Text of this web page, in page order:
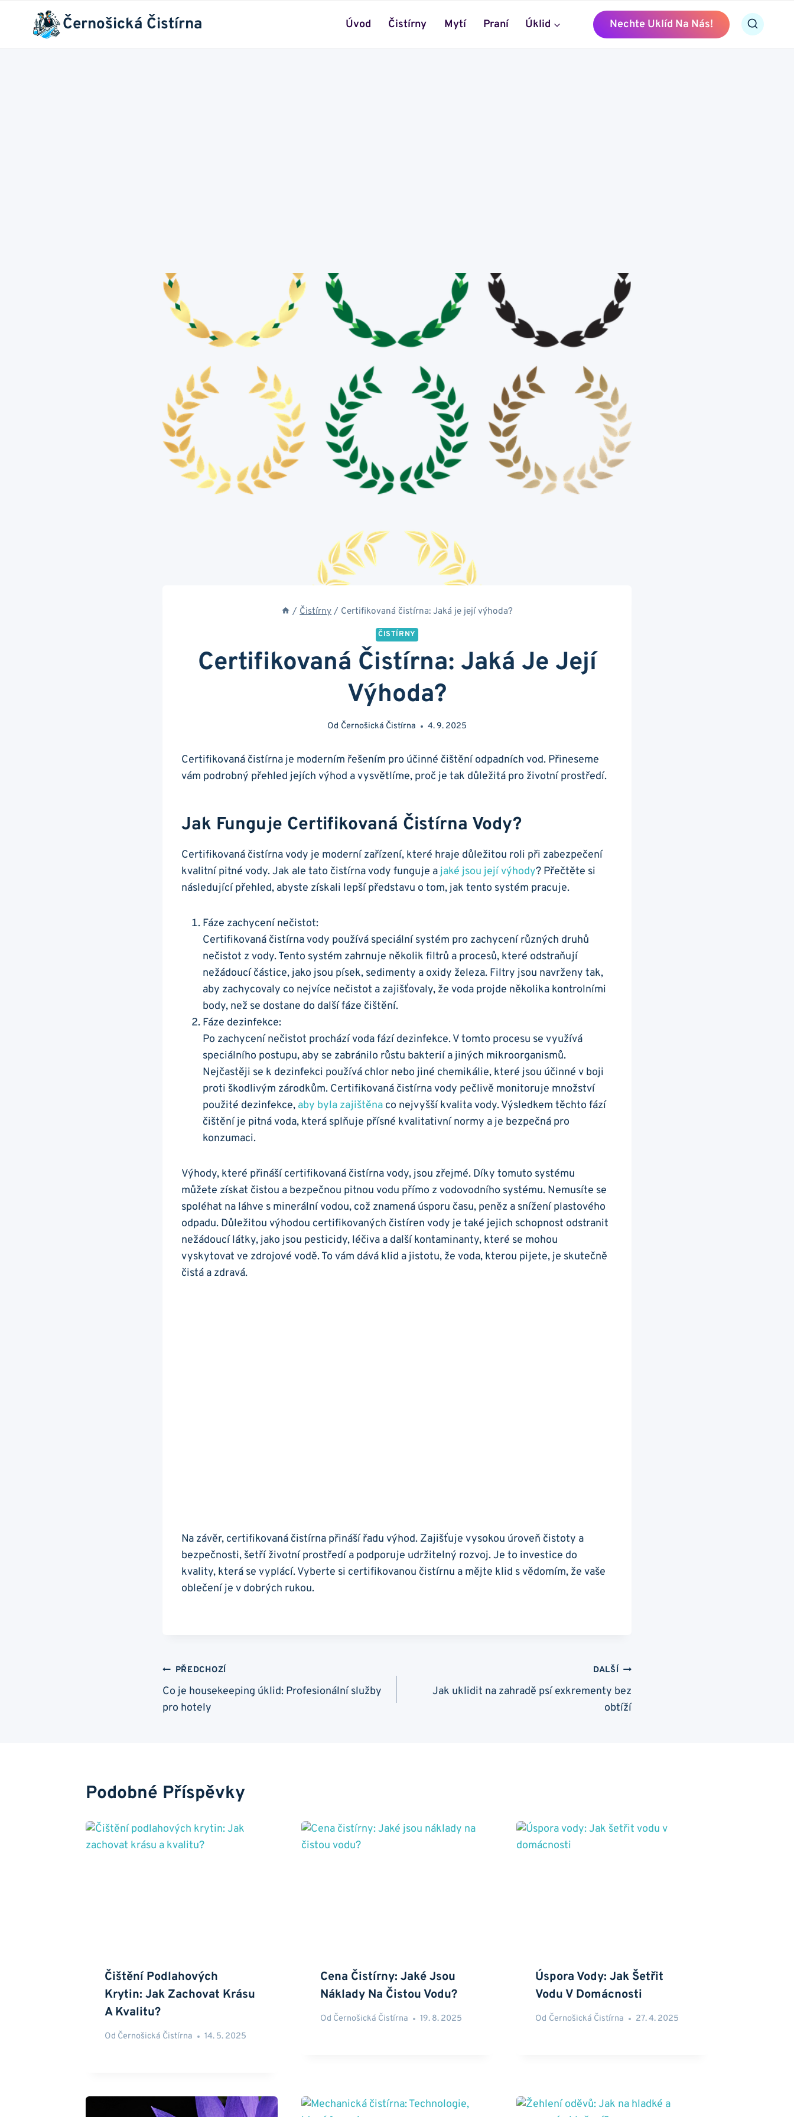
Černošická Čistírna Úvod Čistírny Mytí Praní Úklid Nechte Uklíd Na Nás!
/ Čistírny / Certifikovaná čistírna: Jaká je její výhoda?
ČISTÍRNY
Certifikovaná Čistírna: Jaká Je Její
Výhoda?
Od Černošická Čistírna 4. 9. 2025
Certifikovaná čistírna je moderním řešením pro účinné čištění odpadních vod. Přineseme
vám podrobný přehled jejích výhod a vysvětlíme, proč je tak důležitá pro životní prostředí.
Jak Funguje Certifikovaná Čistírna Vody?
Certifikovaná čistírna vody je moderní zařízení, které hraje důležitou roli při zabezpečení
kvalitní pitné vody. Jak ale tato čistírna vody funguje a jaké jsou její výhody? Přečtěte si
následující přehled, abyste získali lepší představu o tom, jak tento systém pracuje.
Fáze zachycení nečistot:
Certifikovaná čistírna vody používá speciální systém pro zachycení různých druhů
nečistot z vody. Tento systém zahrnuje několik filtrů a procesů, které odstraňují
nežádoucí částice, jako jsou písek, sedimenty a oxidy železa. Filtry jsou navrženy tak,
aby zachycovaly co nejvíce nečistot a zajišťovaly, že voda projde několika kontrolními
body, než se dostane do další fáze čištění.
Fáze dezinfekce:
Po zachycení nečistot prochází voda fází dezinfekce. V tomto procesu se využívá
speciálního postupu, aby se zabránilo růstu bakterií a jiných mikroorganismů.
Nejčastěji se k dezinfekci používá chlor nebo jiné chemikálie, které jsou účinné v boji
proti škodlivým zárodkům. Certifikovaná čistírna vody pečlivě monitoruje množství
použité dezinfekce, aby byla zajištěna co nejvyšší kvalita vody. Výsledkem těchto fází
čištění je pitná voda, která splňuje přísné kvalitativní normy a je bezpečná pro
konzumaci.
Výhody, které přináší certifikovaná čistírna vody, jsou zřejmé. Díky tomuto systému
můžete získat čistou a bezpečnou pitnou vodu přímo z vodovodního systému. Nemusíte se
spoléhat na láhve s minerální vodou, což znamená úsporu času, peněz a snížení plastového
odpadu. Důležitou výhodou certifikovaných čistíren vody je také jejich schopnost odstranit
nežádoucí látky, jako jsou pesticidy, léčiva a další kontaminanty, které se mohou
vyskytovat ve zdrojové vodě. To vám dává klid a jistotu, že voda, kterou pijete, je skutečně
čistá a zdravá.
Na závěr, certifikovaná čistírna přináší řadu výhod. Zajišťuje vysokou úroveň čistoty a
bezpečnosti, šetří životní prostředí a podporuje udržitelný rozvoj. Je to investice do
kvality, která se vyplácí. Vyberte si certifikovanou čistírnu a mějte klid s vědomím, že vaše
oblečení je v dobrých rukou.
Navigace
Pro
PŘEDCHOZÍ
Co je housekeeping úklid: Profesionální služby
pro hotely
DALŠÍ
Jak uklidit na zahradě psí exkrementy bez
obtíží
Podobné Příspěvky
Čištění Podlahových
Krytin: Jak Zachovat Krásu
A Kvalitu?
Od Černošická Čistírna 14. 5. 2025
Cena Čistírny: Jaké Jsou
Náklady Na Čistou Vodu?
Od Černošická Čistírna 19. 8. 2025
Úspora Vody: Jak Šetřit
Vodu V Domácnosti
Od Černošická Čistírna 27. 4. 2025